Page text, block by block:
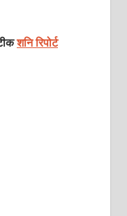
शनि रिपोर्ट